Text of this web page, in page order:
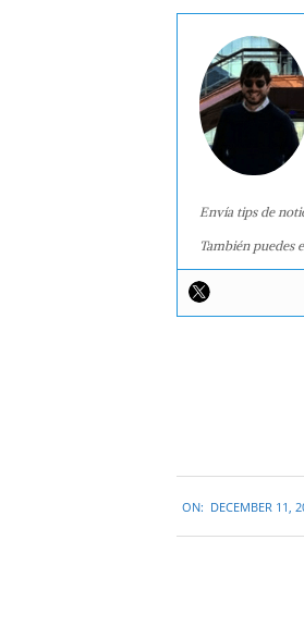
Envía tips de
También puedes
12-
11
ON: DECEMBER 11,